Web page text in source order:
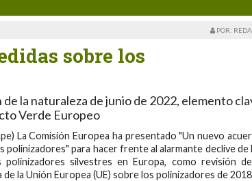
POR:
sobre los
la naturaleza de junio de 2022, elemento
Verde Europeo
La Comisión Europea ha presentado "Un nuevo
polinizadores" para hacer frente al alarmante declive de
polinizadores silvestres en Europa, como revisión
de la Unión Europea (UE) sobre los polinizadores de